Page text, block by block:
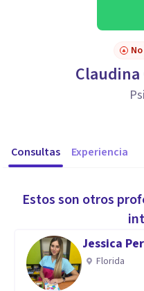
Claudina
Consultas Experiencia
Estos son otros
Jessica
Florida